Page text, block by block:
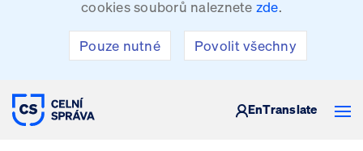
cookies souborů naleznete zde.
Pouze nutné Povolit všechny
CELNÍ SPRÁVA ČESKÉ REPUBLIKY
EnTranslate